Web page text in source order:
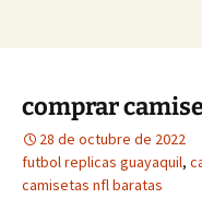
comprar
28 de octubre de 2022
futbol replicas guayaquil,
camisetas nfl baratas